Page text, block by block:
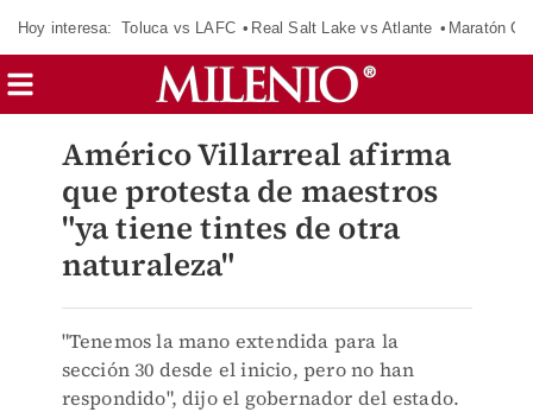
Hoy interesa: Toluca vs LAFC Real Salt Lake vs Atlante Maratón
Américo Villarreal afirma
que protesta de maestros
"ya tiene tintes de otra
naturaleza"
"Tenemos la mano extendida para la
sección 30 desde el inicio, pero no han
respondido", dijo el gobernador del estado.